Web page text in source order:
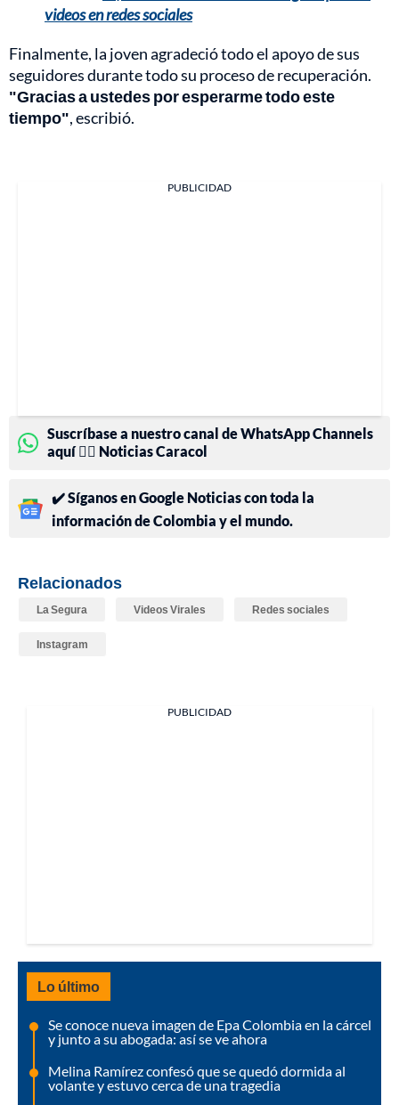
videos en redes sociales
Finalmente, la joven agradeció todo el apoyo de sus
seguidores durante todo su proceso de recuperación.
"Gracias a ustedes por esperarme todo este
tiempo", escribió.
PUBLICIDAD
Suscríbase a nuestro canal de WhatsApp Channels
aquí 👉🏻 Noticias Caracol
✔️ Síganos en Google Noticias con toda la
información de Colombia y el mundo.
Relacionados
La Segura Videos Virales Redes sociales
Instagram
PUBLICIDAD
Lo último
Se conoce nueva imagen de Epa Colombia en la cárcel
y junto a su abogada: así se ve ahora
Melina Ramírez confesó que se quedó dormida al
volante y estuvo cerca de una tragedia